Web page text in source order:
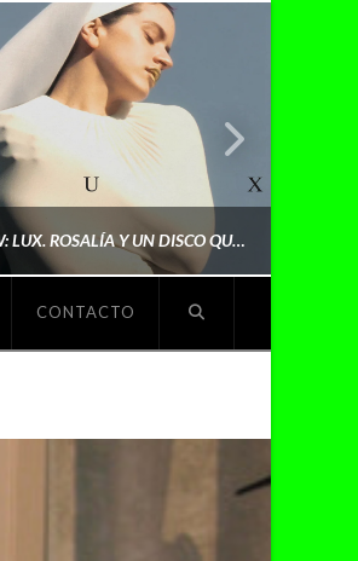
#REVIEW: LUX. ROSALÍA Y UN DISCO QUE REDEFINE LO QUE SIGNIFICA SER ARTISTA
CONTACTO